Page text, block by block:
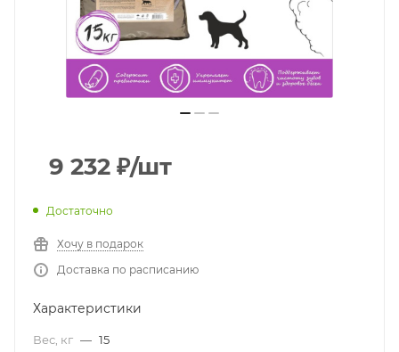
9 232 ₽/шт
Достаточно
Хочу в подарок
Доставка по расписанию
Характеристики
Вес, кг — 15